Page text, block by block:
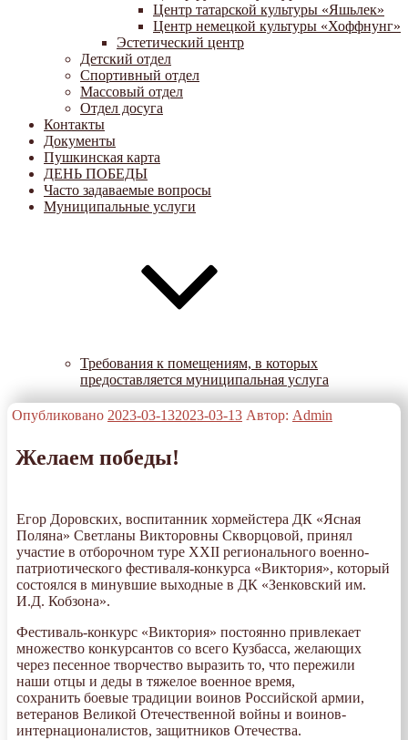
Центр татарской культуры «Яшьлек»
Центр немецкой культуры «Хоффнунг»
Эстетический центр
Детский отдел
Спортивный отдел
Массовый отдел
Отдел досуга
Контакты
Документы
Пушкинская карта
ДЕНЬ ПОБЕДЫ
Часто задаваемые вопросы
Муниципальные услуги
Требования к помещениям, в которых
предоставляется муниципальная услуга
Опубликовано 2023-03-132023-03-13 Автор: Admin
Желаем победы!
Егор Доровских, воспитанник хормейстера ДК «Ясная
Поляна» Светланы Викторовны Скворцовой, принял
участие в отборочном туре XXII регионального военно-
патриотического фестиваля-конкурса «Виктория», который
состоялся в минувшие выходные в ДК «Зенковский им.
И.Д. Кобзона».
Фестиваль-конкурс «Виктория» постоянно привлекает
множество конкурсантов со всего Кузбасса, желающих
через песенное творчество выразить то, что пережили
наши отцы и деды в тяжелое военное время,
сохранить боевые традиции воинов Российской армии,
ветеранов Великой Отечественной войны и воинов-
интернационалистов, защитников Отечества.